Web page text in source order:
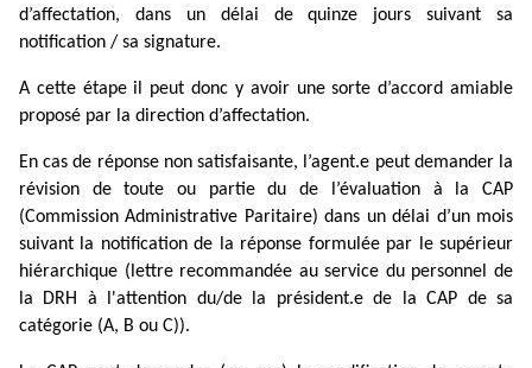
d’affectation, dans un délai de quinze jours suivant sa
notification / sa signature.
A cette étape il peut donc y avoir une sorte d’accord amiable
proposé par la direction d’affectation.
En cas de réponse non satisfaisante, l’agent.e peut demander la
révision de toute ou partie du de l’évaluation à la CAP
(Commission Administrative Paritaire) dans un délai d’un mois
suivant la notification de la réponse formulée par le supérieur
hiérarchique (lettre recommandée au service du personnel de
la DRH à l'attention du/de la président.e de la CAP de sa
catégorie (A, B ou C)).